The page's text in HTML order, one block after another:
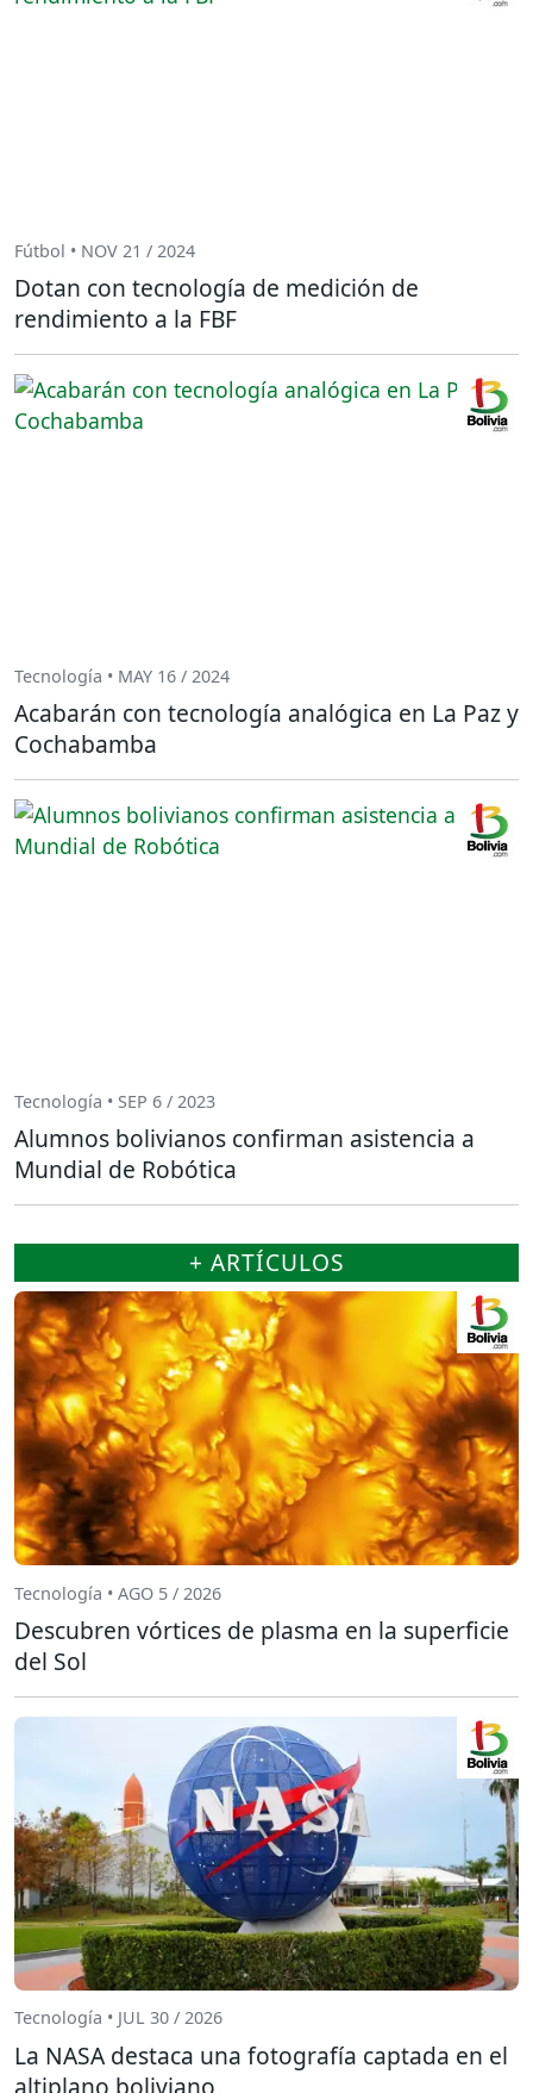
Fútbol • NOV 21 / 2024
Dotan con tecnología de medición de
rendimiento a la FBF
Tecnología • MAY 16 / 2024
Acabarán con tecnología analógica en La Paz y
Cochabamba
Tecnología • SEP 6 / 2023
Alumnos bolivianos confirman asistencia a
Mundial de Robótica
+ ARTÍCULOS
Tecnología • AGO 5 / 2026
Descubren vórtices de plasma en la superficie
del Sol
Tecnología • JUL 30 / 2026
La NASA destaca una fotografía captada en el
altiplano boliviano